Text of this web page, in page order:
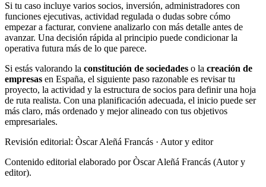
Si tu caso incluye varios socios, inversión, administradores con
funciones ejecutivas, actividad regulada o dudas sobre cómo
empezar a facturar, conviene analizarlo con más detalle antes de
avanzar. Una decisión rápida al principio puede condicionar la
operativa futura más de lo que parece.
Si estás valorando la constitución de sociedades o la creación de
empresas en España, el siguiente paso razonable es revisar tu
proyecto, la actividad y la estructura de socios para definir una hoja
de ruta realista. Con una planificación adecuada, el inicio puede ser
más claro, más ordenado y mejor alineado con tus objetivos
empresariales.
Revisión editorial: Òscar Aleñá Francás · Autor y editor
Contenido editorial elaborado por Òscar Aleñá Francás (Autor y
editor).